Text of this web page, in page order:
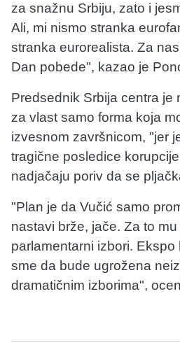
za snažnu Srbiju, zato i
Ali, mi nismo stranka
stranka eurorealista. Za
Dan pobede", kazao je
Predsednik Srbija centra je
za vlast samo forma koja
izvesnom završnicom, "jer
tragične posledice
nadjačaju poriv da se
"Plan je da Vučić samo
nastavi brže, jače. Za to
parlamentarni izbori.
sme da bude ugrožena
dramatičnim izborima",